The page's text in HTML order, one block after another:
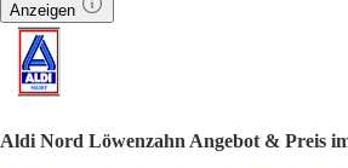
Anzeigen
Aldi Nord Löwenzahn Angebot & Preis